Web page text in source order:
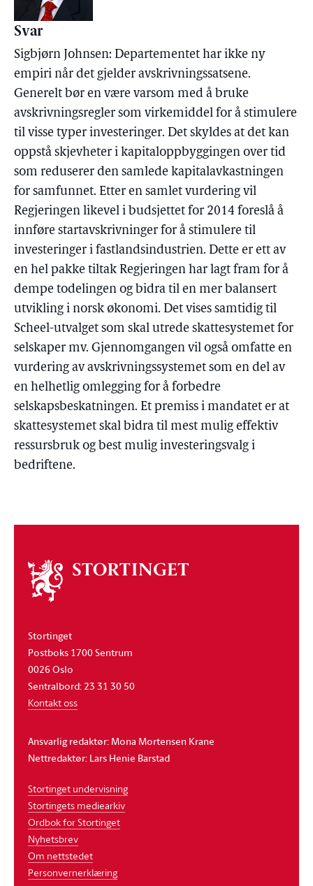
Svar
Sigbjørn Johnsen: Departementet har ikke ny
empiri når det gjelder avskrivningssatsene.
Generelt bør en være varsom med å bruke
avskrivningsregler som virkemiddel for å stimulere
til visse typer investeringer. Det skyldes at det kan
oppstå skjevheter i kapitaloppbyggingen over tid
som reduserer den samlede kapitalavkastningen
for samfunnet. Etter en samlet vurdering vil
Regjeringen likevel i budsjettet for 2014 foreslå å
innføre startavskrivninger for å stimulere til
investeringer i fastlandsindustrien. Dette er ett av
en hel pakke tiltak Regjeringen har lagt fram for å
dempe todelingen og bidra til en mer balansert
utvikling i norsk økonomi. Det vises samtidig til
Scheel-utvalget som skal utrede skattesystemet for
selskaper mv. Gjennomgangen vil også omfatte en
vurdering av avskrivningssystemet som en del av
en helhetlig omlegging for å forbedre
selskapsbeskatningen. Et premiss i mandatet er at
skattesystemet skal bidra til mest mulig effektiv
ressursbruk og best mulig investeringsvalg i
bedriftene.
Om
stortinget
Stortinget
Postboks 1700 Sentrum
0026 Oslo
Sentralbord: 23 31 30 50
Kontakt oss
Ansvarlig redaktør: Mona Mortensen Krane
Nettredaktør: Lars Henie Barstad
Stortinget undervisning
Stortingets mediearkiv
Ordbok for Stortinget
Nyhetsbrev
Om nettstedet
Personvernerklæring